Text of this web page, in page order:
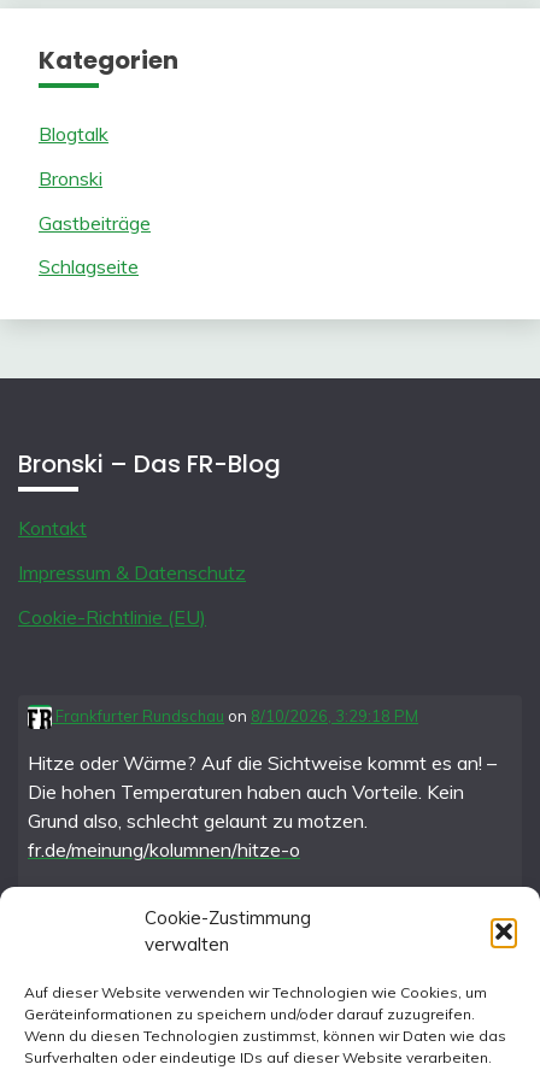
Cookie-Zustimmung
verwalten
Auf dieser Website verwenden wir Technologien wie Cookies, um
Geräteinformationen zu speichern und/oder darauf zuzugreifen.
Wenn du diesen Technologien zustimmst, können wir Daten wie das
Surfverhalten oder eindeutige IDs auf dieser Website verarbeiten.
Kategorien
Blogtalk
Bronski
Gastbeiträge
Schlagseite
Bronski – Das FR-Blog
Kontakt
Impressum & Datenschutz
Cookie-Richtlinie (EU)
Frankfurter Rundschau on 8/10/2026, 3:29:18 PM
Hitze oder Wärme? Auf die Sichtweise kommt es an! –
Die hohen Temperaturen haben auch Vorteile. Kein
Grund also, schlecht gelaunt zu motzen.
fr.de/meinung/kolumnen/hitze-o
Instagram